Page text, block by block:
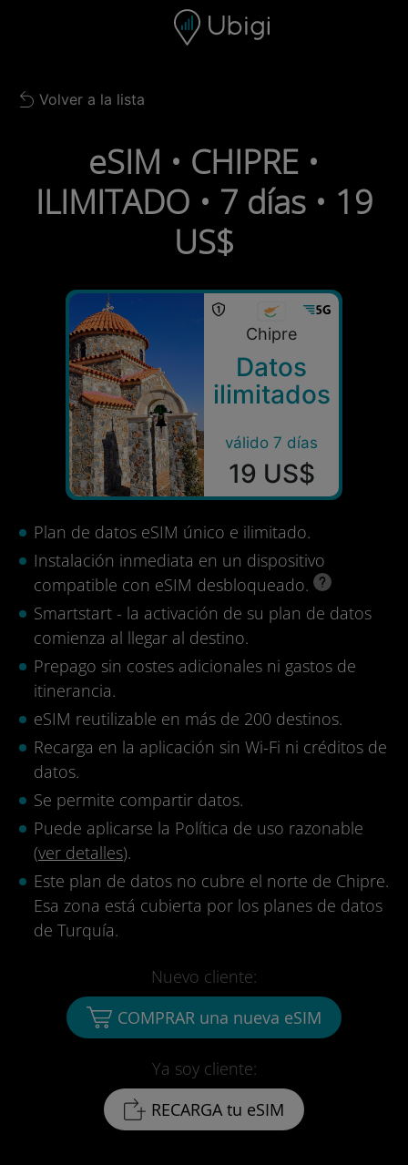
Barra de navegación
Back to list
Volver a la lista
eSIM • CHIPRE •
ILIMITADO • 7 días • 19
US$
Chipre
Datos
ilimitados
válido 7 días
19 US$
Plan de datos eSIM único e ilimitado.
Instalación inmediata en un dispositivo
compatible con eSIM desbloqueado.
Smartstart - la activación de su plan de datos
comienza al llegar al destino.
Prepago sin costes adicionales ni gastos de
itinerancia.
eSIM reutilizable en más de 200 destinos.
Recarga en la aplicación sin Wi-Fi ni créditos de
datos.
Se permite compartir datos.
Puede aplicarse la Política de uso razonable
(ver detalles).
Este plan de datos no cubre el norte de Chipre.
Esa zona está cubierta por los planes de datos
de Turquía.
Ya soy cliente:
RECARGA tu eSIM
Nuevo cliente:
COMPRAR una nueva eSIM